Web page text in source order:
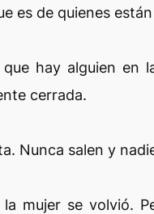
es de quienes están
hay alguien en
cerrada.
Nunca salen y
la mujer se volvió.